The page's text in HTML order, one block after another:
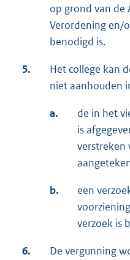
op grond van de
Verordening en/
benodigd is.
5.
Het college kan
niet aanhouden
a.
de in het
is
verstreken
b.
een
verzoek is
6.
De vergunning